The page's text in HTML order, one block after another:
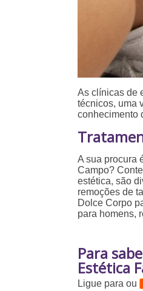
As clínicas de
técnicos, uma
conhecimento
A sua procura
Campo?
estética, são
remoções de
Dolce Corpo
para homens,
Para
Estética
Ligue paraou